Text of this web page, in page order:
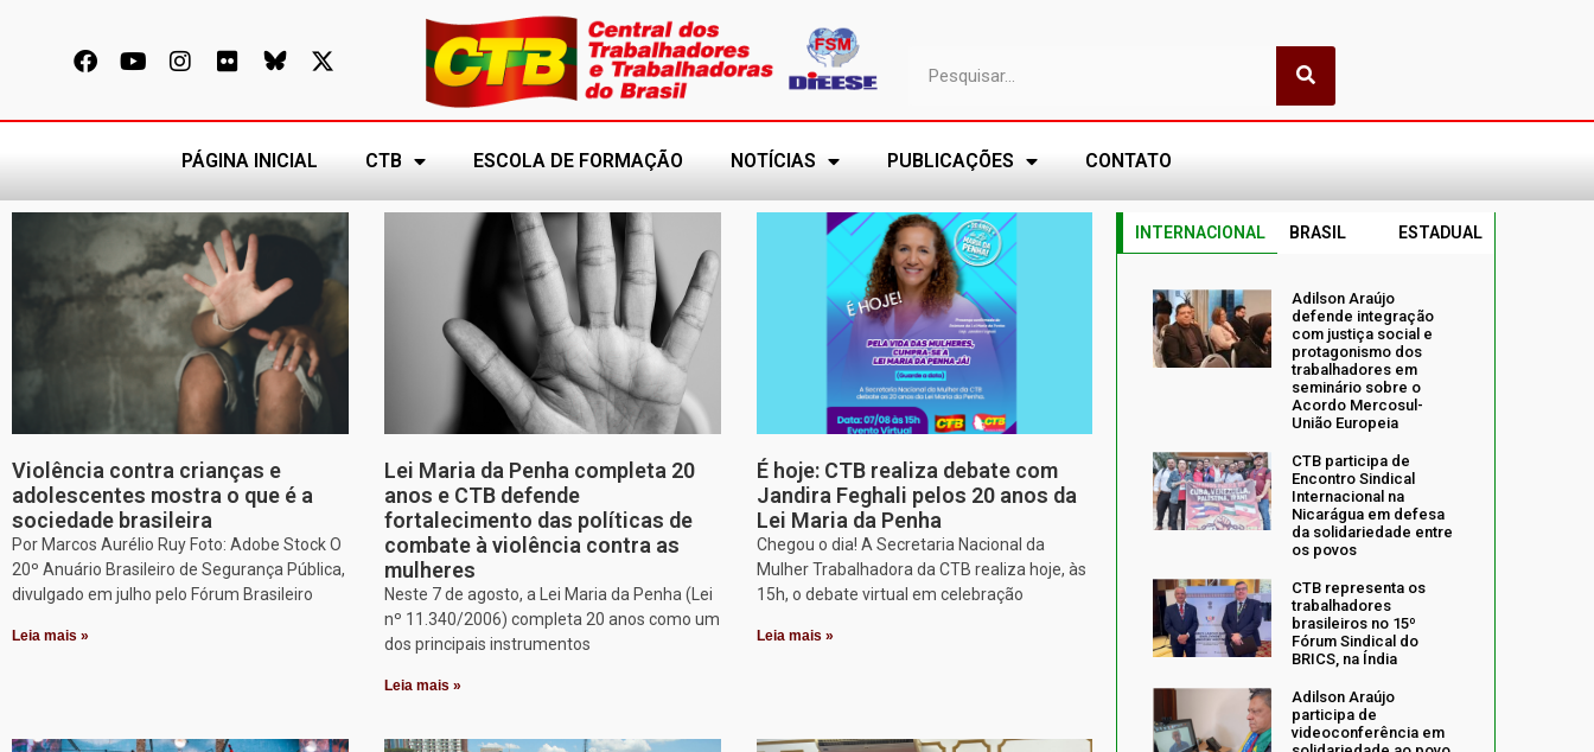
PÁGINA INICIAL CTB ESCOLA DE FORMAÇÃO NOTÍCIAS PUBLICAÇÕES CONTATO
Violência contra crianças e
adolescentes mostra o que é a
sociedade brasileira
Por Marcos Aurélio Ruy Foto: Adobe Stock O
20º Anuário Brasileiro de Segurança Pública,
divulgado em julho pelo Fórum Brasileiro
Leia mais »
Lei Maria da Penha completa 20
anos e CTB defende
fortalecimento das políticas de
combate à violência contra as
mulheres
Neste 7 de agosto, a Lei Maria da Penha (Lei
nº 11.340/2006) completa 20 anos como um
dos principais instrumentos
Leia mais »
É hoje: CTB realiza debate com
Jandira Feghali pelos 20 anos da
Lei Maria da Penha
Chegou o dia! A Secretaria Nacional da
Mulher Trabalhadora da CTB realiza hoje, às
15h, o debate virtual em celebração
Leia mais »
INTERNACIONAL BRASIL ESTADUAL
Adilson Araújo
defende integração
com justiça social e
protagonismo dos
trabalhadores em
seminário sobre o
Acordo Mercosul-
União Europeia
CTB participa de
Encontro Sindical
Internacional na
Nicarágua em defesa
da solidariedade entre
os povos
CTB representa os
trabalhadores
brasileiros no 15º
Fórum Sindical do
BRICS, na Índia
Adilson Araújo
participa de
videoconferência em